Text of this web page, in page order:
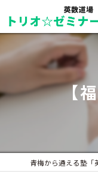
【